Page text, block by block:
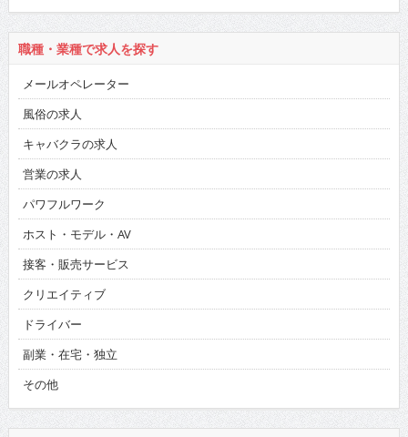
職種・業種で求人を探す
メールオペレーター
風俗の求人
キャバクラの求人
営業の求人
パワフルワーク
ホスト・モデル・AV
接客・販売サービス
クリエイティブ
ドライバー
副業・在宅・独立
その他